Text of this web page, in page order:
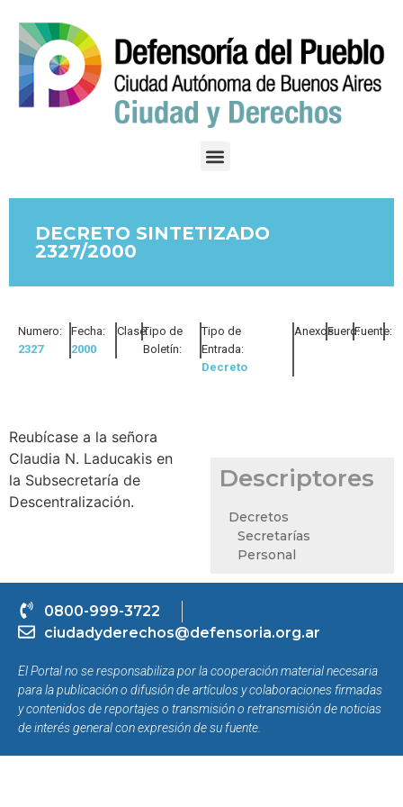
DECRETO SINTETIZADO
2327/2000
Numero:
2327
Fecha:
2000
Clase:Tipo de
Boletín:
Tipo de
Entrada:
Decreto
Anexos:Fuero:Fuente:
Reubícase a la señora
Claudia N. Laducakis en
la Subsecretaría de
Descentralización.
Descriptores
Decretos
Secretarías
Personal
0800-999-3722
ciudadyderechos@defensoria.org.ar
El Portal no se responsabiliza por la cooperación material necesaria
para la publicación o difusión de artículos y colaboraciones firmadas
y contenidos de reportajes o transmisión o retransmisión de noticias
de interés general con expresión de su fuente.